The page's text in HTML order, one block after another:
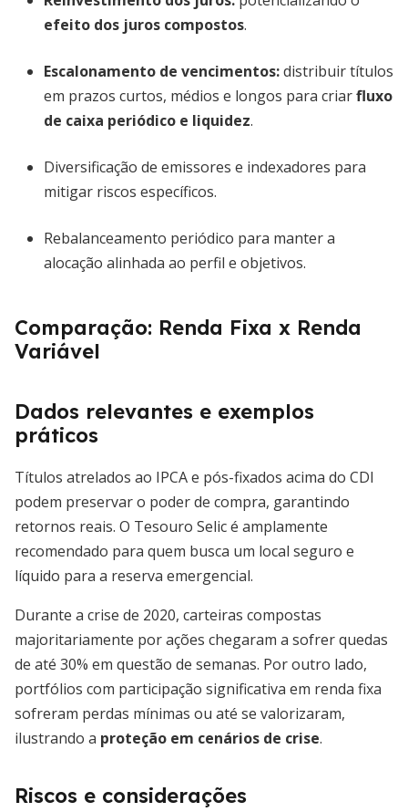
efeito dos juros compostos.
Escalonamento de vencimentos:distribuir títulos
em prazos curtos, médios e longos para criarfluxo
de caixa periódico e liquidez.
Diversificação de emissores e indexadores para
mitigar riscos específicos.
Rebalanceamento periódico para manter a
alocação alinhada ao perfil e objetivos.
Comparação: Renda Fixa x Renda
Variável
Dados relevantes e exemplos
práticos
Títulos atrelados ao IPCA e pós-fixados acima do CDI
podem preservar o poder de compra, garantindo
retornos reais. O Tesouro Selic é amplamente
recomendado para quem busca um local seguro e
líquido para a reserva emergencial.
Durante a crise de 2020, carteiras compostas
majoritariamente por ações chegaram a sofrer quedas
de até 30% em questão de semanas. Por outro lado,
portfólios com participação significativa em renda fixa
sofreram perdas mínimas ou até se valorizaram,
ilustrando a proteção em cenários de crise.
Riscos e considerações